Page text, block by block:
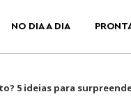
NO DIA A DIA
5 ideias para